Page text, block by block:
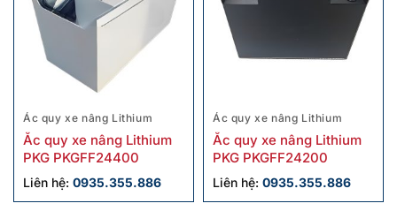
Ác quy xe nâng Lithium
Ắc quy xe nâng Lithium
PKG PKGFF24400
Liên hệ: 0935.355.886
Ác quy xe nâng Lithium
Ắc quy xe nâng Lithium
PKG PKGFF24200
Liên hệ: 0935.355.886